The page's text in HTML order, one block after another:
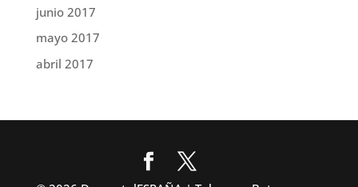
junio 2017
mayo 2017
abril 2017